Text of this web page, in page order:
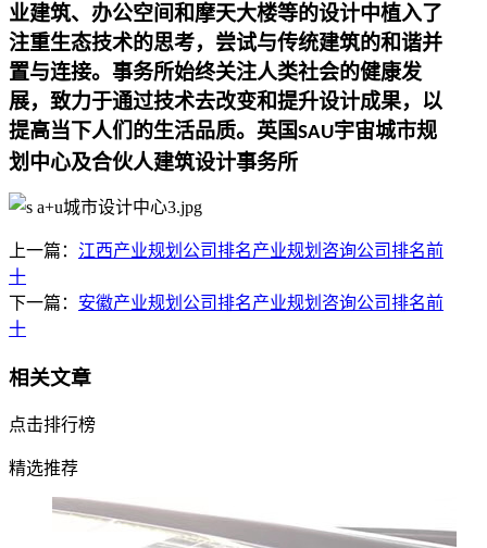
业建筑、办公空间和摩天大楼等的设计中植入了
注重生态技术的思考，尝试与传统建筑的和谐并
置与连接。事务所始终关注人类社会的健康发
展，致力于通过技术去改变和提升设计成果，以
提高当下人们的生活品质。英国SAU宇宙城市规
划中心及合伙人建筑设计事务所
上一篇： 江西产业规划公司排名产业规划咨询公司排名前
十
下一篇： 安徽产业规划公司排名产业规划咨询公司排名前
十
相关文章
点击排行榜
精选推荐